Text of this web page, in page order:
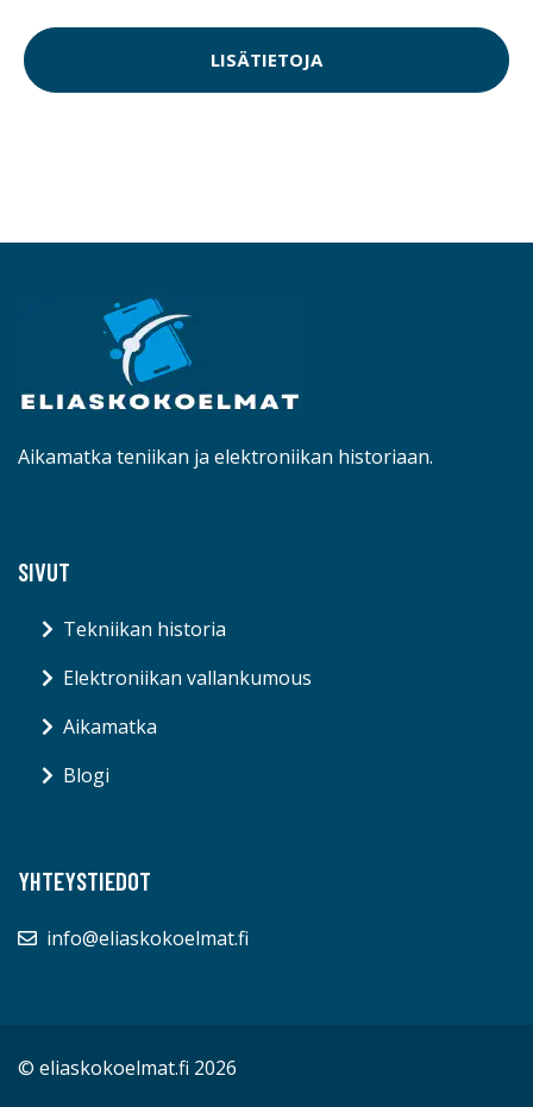
LISÄTIETOJA
Aikamatka teniikan ja elektroniikan historiaan.
SIVUT
Tekniikan historia
Elektroniikan vallankumous
Aikamatka
Blogi
YHTEYSTIEDOT
info@eliaskokoelmat.fi
© eliaskokoelmat.fi 2026